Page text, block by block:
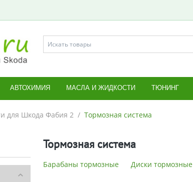
АВТОХИМИЯ МАСЛА И ЖИДКОСТИ ТЮНИНГ
для Шкода Фабия 2 / Тормозная система
Тормозная система
Барабаны тормозные Диски тормозные